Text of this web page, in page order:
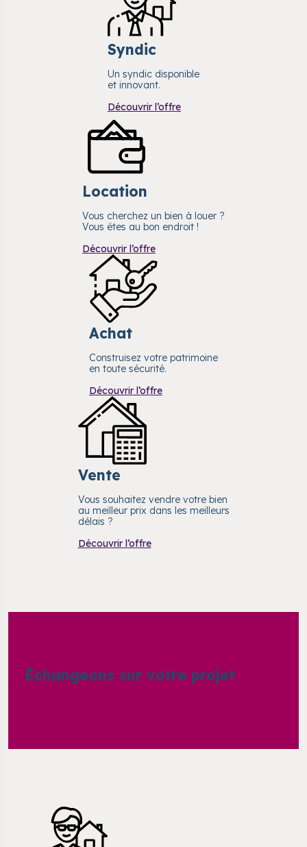
Syndic
Un syndic disponible
et innovant.
Découvrir l’offre
Location
Vous cherchez un bien à louer ?
Vous êtes au bon endroit !
Découvrir l’offre
Achat
Construisez votre patrimoine
en toute sécurité.
Découvrir l’offre
Vente
Vous souhaitez vendre votre bien
au meilleur prix dans les meilleurs
délais ?
Découvrir l’offre
Échangeons sur votre projet